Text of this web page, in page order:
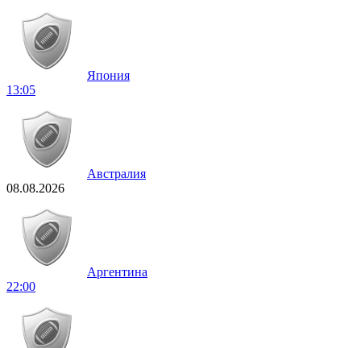
Япония
13:05
Австралия
08.08.2026
Аргентина
22:00